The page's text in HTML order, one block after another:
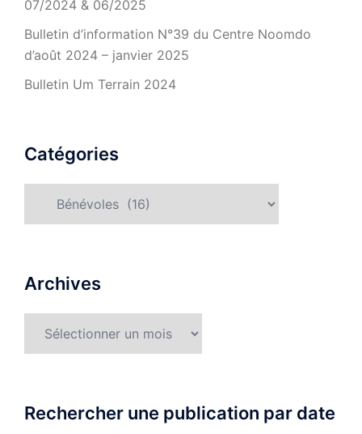
07/2024 & 06/2025
Bulletin d’information N°39 du Centre Noomdo
d’août 2024 – janvier 2025
Bulletin Um Terrain 2024
Catégories
Archives
Rechercher une publication par date